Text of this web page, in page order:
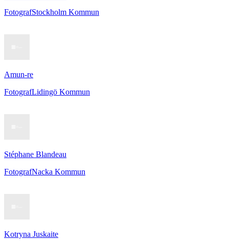
FotografStockholm Kommun
Amun-re
FotografLidingö Kommun
Stéphane Blandeau
FotografNacka Kommun
Kotryna Juskaite